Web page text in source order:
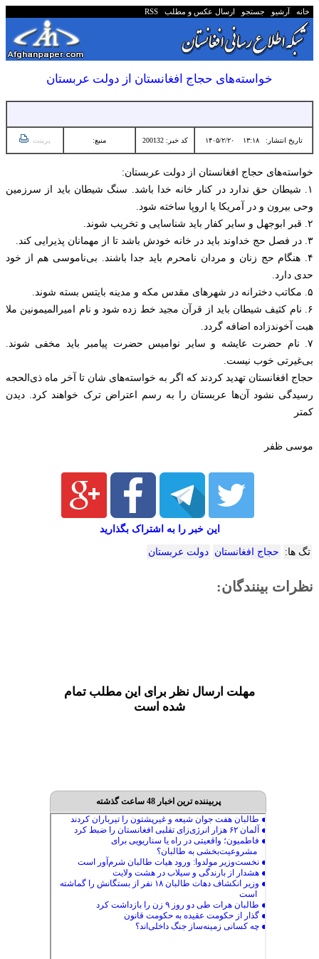
خانه آرشیو جستجو ارسال عکس و مطلب RSS
خواسته‌های حجاج افغانستان از دولت عربستان
تاریخ انتشار:۱۳:۱۸ ۱۴۰۵/۲/۲۰ کد خبر: 200132 منبع: پرینت
خواسته‌های حجاج افغانستان از دولت عربستان:
۱. شیطان حق ندارد در کنار خانه خدا باشد. سنگ شیطان باید از سرزمین
وحی بیرون و در آمریکا یا اروپا ساخته شود.
۲. قبر ابوجهل و سایر کفار باید شناسایی و تخریب شوند.
۳. در فصل حج خداوند باید در خانه خودش باشد تا از مهمانان پذیرایی کند.
۴. هنگام حج زنان و مردان نامحرم باید جدا باشند. بی‌ناموسی هم از خود
حدی دارد.
۵. مکاتب دخترانه در شهرهای مقدس مکه و مدینه بایتس بسته شوند.
۶. نام کثیف شیطان باید از قرآن مجید خط زده شود و نام امیرالمیمونین ملا
هبت آخوندزاده اضافه گردد.
۷. نام حضرت عایشه و سایر نوامیس حضرت پیامبر باید مخفی شوند.
بی‌غیرتی خوب نیست.
حجاج افغانستان تهدید کردند که اگر به خواسته‌های شان تا آخر ماه ذی‌الحجه
رسیدگی نشود آن‌ها عربستان را به رسم اعتراض ترک خواهند کرد. دیدن
کمتر
موسی ظفر
این خبر را به اشتراک بگذارید
تگ ها: حجاج افغانستان دولت عربستان
نظرات بینندگان:
مهلت ارسال نظر برای این مطلب تمام
شده است
پربیننده ترین اخبار 48 ساعت گذشته